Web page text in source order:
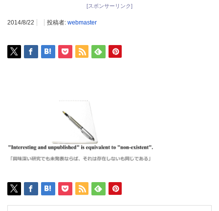
[スポンサーリンク]
2014/8/22 投稿者: webmaster